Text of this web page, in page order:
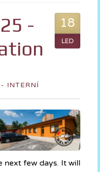
18
LED
-
INTERNÍ
next few days. It will